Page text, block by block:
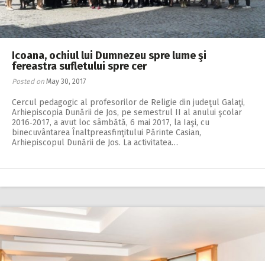
Icoana, ochiul lui Dumnezeu spre lume şi
fereastra sufletului spre cer
Posted on May 30, 2017
Cercul pedagogic al pro­fesorilor de Re­li­gie din judeţul Ga­laţi,
Arhiepiscopia Dunării de Jos, pe semestrul II al anului şcolar
2016‑2017, a avut loc sâmbătă, 6 mai 2017, la Iaşi, cu
binecuvântarea Înaltpreasfinţitului Părinte Casian,
Arhiepiscopul Dunării de Jos. La activitatea…